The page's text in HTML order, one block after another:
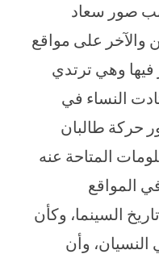
صور سعاد
والآخر على مواقع
فيها وهي ترتدي
النساء في
حركة طالبان
المتاحة عنه
المواقع
السينما، وكأن
النسيان، وأن